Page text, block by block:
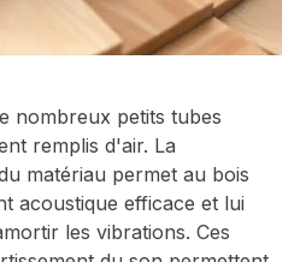
nombreux petits tubes
remplis d'air. La
matériau permet au bois
acoustique efficace et lui
les vibrations. Ces